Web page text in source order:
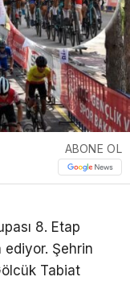
ABONE OL
8. Etap
ediyor. Şehrin
Tabiat